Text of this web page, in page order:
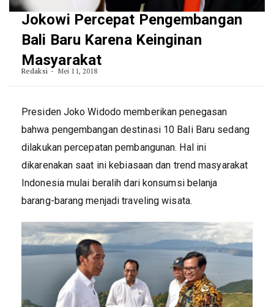
Jokowi Percepat Pengembangan
Bali Baru Karena Keinginan
Masyarakat
Redaksi Mei 11, 2018
Presiden Joko Widodo memberikan penegasan
bahwa pengembangan destinasi 10 Bali Baru sedang
dilakukan percepatan pembangunan. Hal ini
dikarenakan saat ini kebiasaan dan trend masyarakat
Indonesia mulai beralih dari konsumsi belanja
barang-barang menjadi traveling wisata.